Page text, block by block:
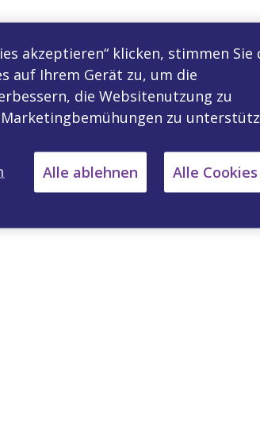
akzeptieren“ klicken, stimmen Sie
auf Ihrem Gerät zu, um die
die Websitenutzung zu
zu
Alle ablehnen Alle